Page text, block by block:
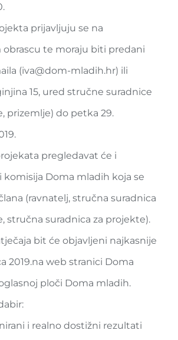
prijavljuju se na
obrascu te moraju biti predani
(iva@dom-mladih.hr) ili
15, ured stručne suradnice
prizemlje) do petka 29.
pregledavat će i
komisija Doma mladih koja se
(ravnatelj, stručna suradnica
stručna suradnica za projekte).
bit će objavljeni najkasnije
2019.na web stranici Doma
ploči Doma mladih.
i realno dostižni rezultati